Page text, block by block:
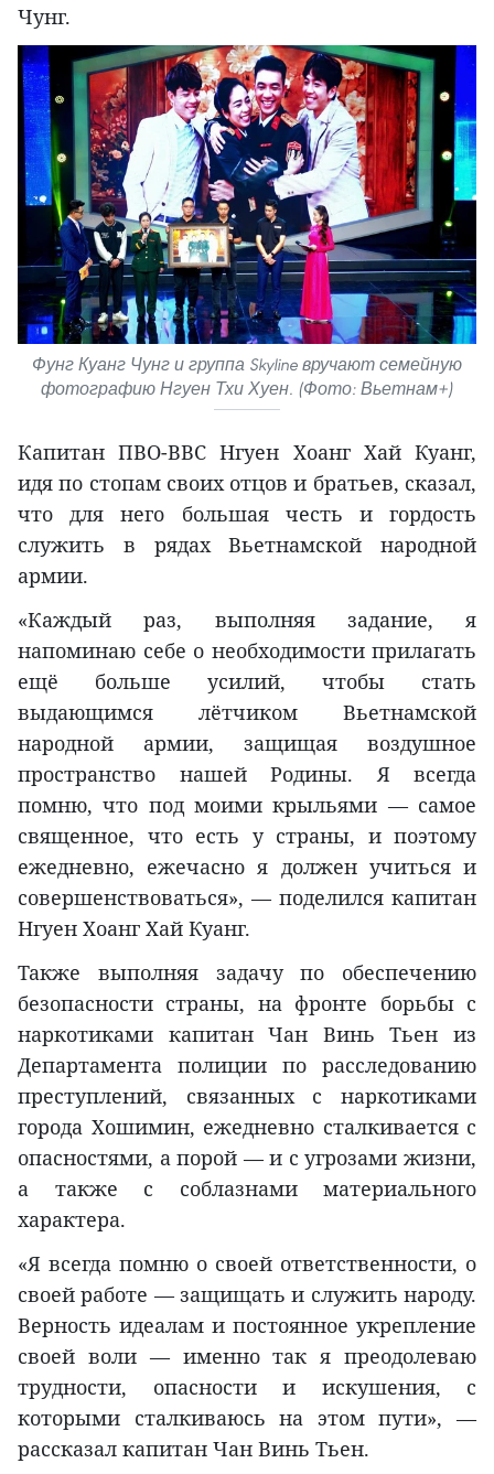
Чунг.
Фунг Куанг Чунг и группа Skyline вручают семейную
фотографию Нгуен Тхи Хуен. (Фото: Вьетнам+)
Капитан ПВО-ВВС Нгуен Хоанг Хай Куанг,
идя по стопам своих отцов и братьев, сказал,
что для него большая честь и гордость
служить в рядах Вьетнамской народной
армии.
«Каждый раз, выполняя задание, я
напоминаю себе о необходимости прилагать
ещё больше усилий, чтобы стать
выдающимся лётчиком Вьетнамской
народной армии, защищая воздушное
пространство нашей Родины. Я всегда
помню, что под моими крыльями — самое
священное, что есть у страны, и поэтому
ежедневно, ежечасно я должен учиться и
совершенствоваться», — поделился капитан
Нгуен Хоанг Хай Куанг.
Также выполняя задачу по обеспечению
безопасности страны, на фронте борьбы с
наркотиками капитан Чан Винь Тьен из
Департамента полиции по расследованию
преступлений, связанных с наркотиками
города Хошимин, ежедневно сталкивается с
опасностями, а порой — и с угрозами жизни,
а также с соблазнами материального
характера.
«Я всегда помню о своей ответственности, о
своей работе — защищать и служить народу.
Верность идеалам и постоянное укрепление
своей воли — именно так я преодолеваю
трудности, опасности и искушения, с
которыми сталкиваюсь на этом пути», —
рассказал капитан Чан Винь Тьен.